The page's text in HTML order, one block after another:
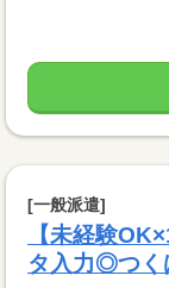
[一般派遣]
【未経験
タ入力◎つく